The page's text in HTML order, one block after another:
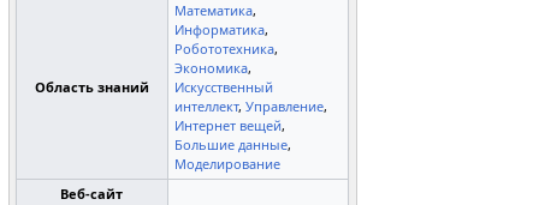
Область знаний
Математика,
Информатика,
Робототехника,
Экономика,
Искусственный
интеллект,Управление,
Интернет вещей,
Большие данные,
Моделирование
Веб-сайт